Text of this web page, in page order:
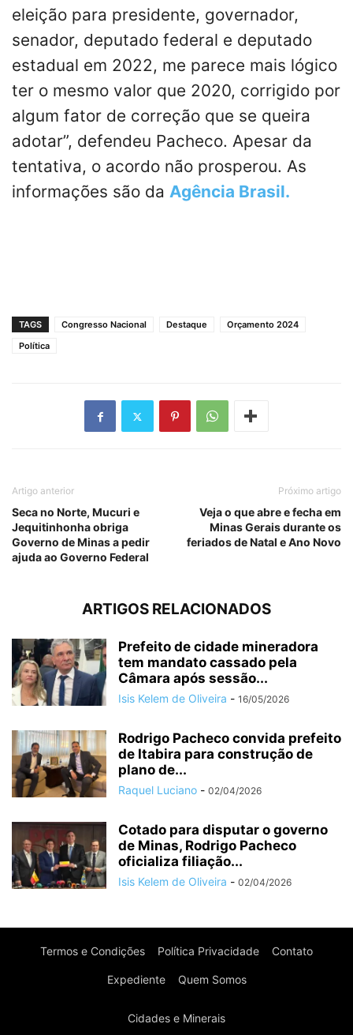
eleição para presidente, governador,
senador, deputado federal e deputado
estadual em 2022, me parece mais lógico
ter o mesmo valor que 2020, corrigido por
algum fator de correção que se queira
adotar”, defendeu Pacheco. Apesar da
tentativa, o acordo não prosperou. As
informações são da Agência Brasil.
TAGS Congresso Nacional Destaque
Orçamento 2024
Política
Artigo anterior
Seca no Norte, Mucuri e
Jequitinhonha obriga
Governo de Minas a pedir
ajuda ao Governo Federal
Próximo artigo
Veja o que abre e fecha em
Minas Gerais durante os
feriados de Natal e Ano Novo
ARTIGOS RELACIONADOS
Prefeito de cidade mineradora
tem mandato cassado pela
Câmara após sessão...
Isis Kelem de Oliveira - 16/05/2026
Rodrigo Pacheco convida prefeito
de Itabira para construção de
plano de...
Raquel Luciano - 02/04/2026
Cotado para disputar o governo
de Minas, Rodrigo Pacheco
oficializa filiação...
Isis Kelem de Oliveira - 02/04/2026
Termos e Condições Política Privacidade Contato
Expediente Quem Somos
Cidades e Minerais